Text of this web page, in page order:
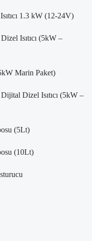
1.3 kW (12-24V)
Isıtıcı (5kW –
Marin Paket)
Dizel Isıtıcı (5kW –
(5Lt)
(10Lt)